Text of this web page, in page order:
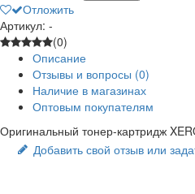
Отложить
Артикул: -
(0)
Описание
Отзывы и вопросы (0)
Наличие в магазинах
Оптовым покупателям
Оригинальный тонер-картридж
Добавить свой отзыв или